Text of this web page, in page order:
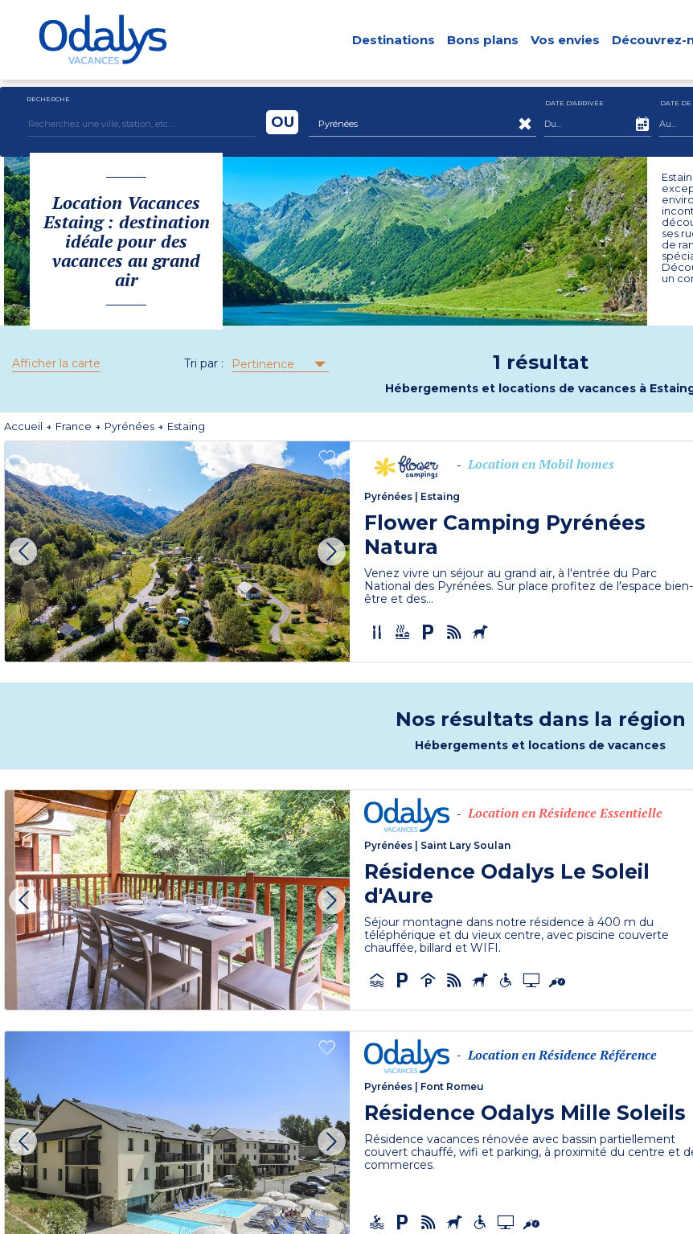
Destinations Bons plans Vos envies Découvrez-
RECHERCHE
Pyrénées
OU
DATE D'ARRIVÉE DATE DE
Location Vacances
Estaing : destination
idéale pour des
vacances au grand
air
ses
de
un
Afficher la carte Tri par : Pertinence 1 résultat
Hébergements et locations de vacances à
Accueil France Pyrénées Estaing
- Location en Mobil homes
Pyrénées Estaing
Flower Camping Pyrénées
Natura
Venez vivre un séjour au grand air, à l'entrée du Parc
National des Pyrénées. Sur place profitez de l'espace bien-
être et des...
Nos résultats dans la région
Hébergements et locations de vacances
- Location en Résidence Essentielle
Pyrénées | Saint Lary Soulan
Résidence Odalys Le Soleil
d'Aure
Séjour montagne dans notre résidence à 400 m du
téléphérique et du vieux centre, avec piscine couverte
chauffée, billard et WIFI.
- Location en Résidence Référence
Pyrénées Font Romeu
Résidence Odalys Mille Soleils
Résidence vacances rénovée avec bassin partiellement
couvert chauffé, wifi et parking, à proximité du centre et
commerces.